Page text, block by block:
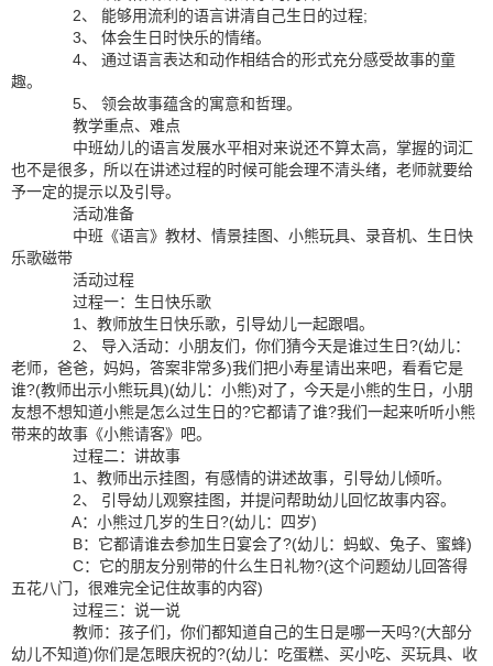
2、 能够用流利的语言讲清自己生日的过程;
3、 体会生日时快乐的情绪。
4、 通过语言表达和动作相结合的形式充分感受故事的童
趣。
5、 领会故事蕴含的寓意和哲理。
教学重点、难点
中班幼儿的语言发展水平相对来说还不算太高，掌握的词汇
也不是很多，所以在讲述过程的时候可能会理不清头绪，老师就要给
予一定的提示以及引导。
活动准备
中班《语言》教材、情景挂图、小熊玩具、录音机、生日快
乐歌磁带
活动过程
过程一：生日快乐歌
1、教师放生日快乐歌，引导幼儿一起跟唱。
2、 导入活动：小朋友们，你们猜今天是谁过生日?(幼儿：
老师，爸爸，妈妈，答案非常多)我们把小寿星请出来吧，看看它是
谁?(教师出示小熊玩具)(幼儿：小熊)对了，今天是小熊的生日，小朋
友想不想知道小熊是怎么过生日的?它都请了谁?我们一起来听听小熊
带来的故事《小熊请客》吧。
过程二：讲故事
1、教师出示挂图，有感情的讲述故事，引导幼儿倾听。
2、 引导幼儿观察挂图，并提问帮助幼儿回忆故事内容。
A：小熊过几岁的生日?(幼儿：四岁)
B：它都请谁去参加生日宴会了?(幼儿：蚂蚁、兔子、蜜蜂)
C：它的朋友分别带的什么生日礼物?(这个问题幼儿回答得
五花八门，很难完全记住故事的内容)
过程三：说一说
教师：孩子们，你们都知道自己的生日是哪一天吗?(大部分
幼儿不知道)你们是怎眼庆祝的?(幼儿：吃蛋糕、买小吃、买玩具、收